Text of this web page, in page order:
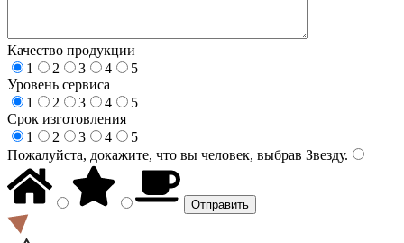
Качество продукции
1
2 3 4
5
Уровень сервиса
1
2 3 4
5
Срок изготовления
1
2 3 4
5
Пожалуйста, докажите, что вы человек, выбрав Звезду.